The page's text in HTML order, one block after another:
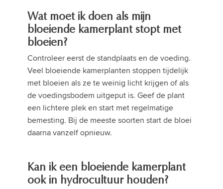
Wat moet ik doen als mijn
bloeiende kamerplant stopt met
bloeien?
Controleer eerst de standplaats en de voeding.
Veel bloeiende kamerplanten stoppen tijdelijk
met bloeien als ze te weinig licht krijgen of als
de voedingsbodem uitgeput is. Geef de plant
een lichtere plek en start met regelmatige
bemesting. Bij de meeste soorten start de bloei
daarna vanzelf opnieuw.
Kan ik een bloeiende kamerplant
ook in hydrocultuur houden?